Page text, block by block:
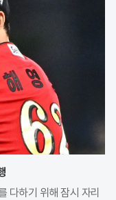
다하기 위해 잠시 자리